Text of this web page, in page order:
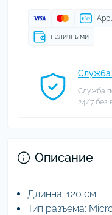
наличными
Служба
Служба
24/7 без
Описание
Длинна: 120 cм
Тип разъема: